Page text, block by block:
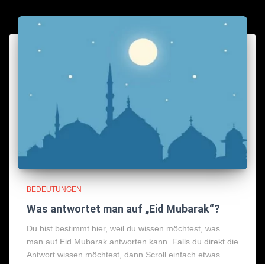
BEDEUTUNGEN
Was antwortet man auf „Eid Mubarak“?
Du bist bestimmt hier, weil du wissen möchtest, was
man auf Eid Mubarak antworten kann. Falls du direkt die
Antwort wissen möchtest, dann Scroll einfach etwas